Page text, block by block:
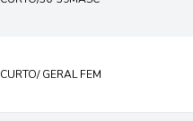
CURTO/ GERAL FEM